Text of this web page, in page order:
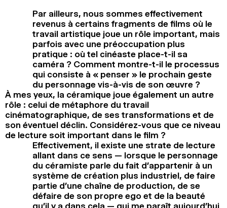
Par ailleurs, nous sommes effectivement
revenus à certains fragments de films où le
travail artistique joue un rôle important, mais
parfois avec une préoccupation plus
pratique : où tel cinéaste place-t-il sa
caméra ? Comment montre-t-il le processus
qui consiste à « penser » le prochain geste
du personnage vis-à-vis de son œuvre ?
À mes yeux, la céramique joue également un autre
rôle : celui de métaphore du travail
cinématographique, de ses transformations et de
son éventuel déclin. Considérez-vous que ce niveau
de lecture soit important dans le film ?
Effectivement, il existe une strate de lecture
allant dans ce sens — lorsque le personnage
du céramiste parle du fait d’appartenir à un
système de création plus industriel, de faire
partie d’une chaîne de production, de se
défaire de son propre ego et de la beauté
qu’il y a dans cela — qui me paraît aujourd’hui